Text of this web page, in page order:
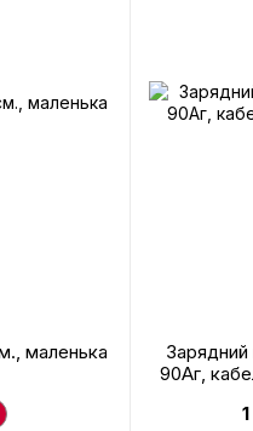
маленька
Зарядний
90Аг,